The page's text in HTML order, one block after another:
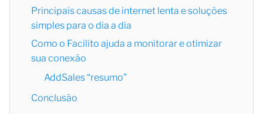
Principais causas de internet lenta e soluções
simples para o dia a dia
Como o Facilito ajuda a monitorar e otimizar
sua conexão
AddSales “resumo”
Conclusão